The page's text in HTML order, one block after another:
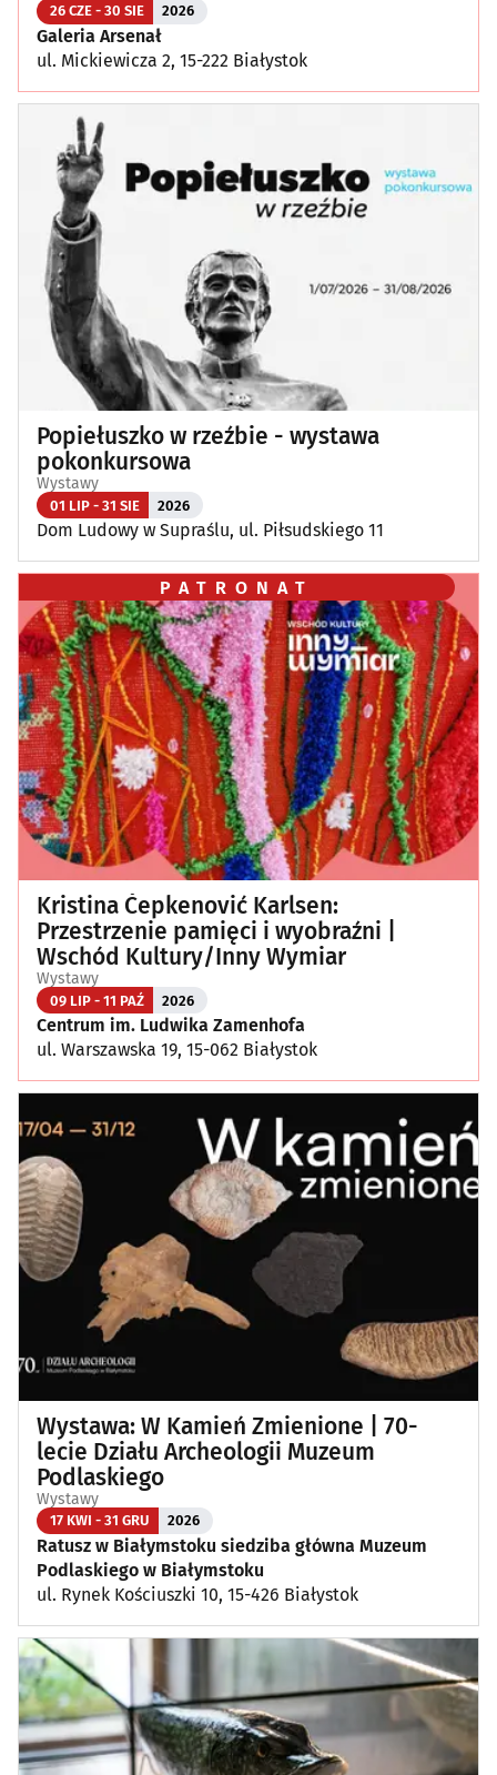
26 CZE - 30 SIE 2026
Galeria Arsenał
ul. Mickiewicza 2, 15-222 Białystok
Popiełuszko w rzeźbie - wystawa
pokonkursowa
Wystawy
01 LIP - 31 SIE 2026
Dom Ludowy w Supraślu, ul. Piłsudskiego 11
PATRONAT
Kristina Čepkenović Karlsen:
Przestrzenie pamięci i wyobraźni |
Wschód Kultury/Inny Wymiar
Wystawy
09 LIP - 11 PAŹ 2026
Centrum im. Ludwika Zamenhofa
ul. Warszawska 19, 15-062 Białystok
Wystawa: W Kamień Zmienione | 70-
lecie Działu Archeologii Muzeum
Podlaskiego
Wystawy
17 KWI - 31 GRU 2026
Ratusz w Białymstoku siedziba główna Muzeum
Podlaskiego w Białymstoku
ul. Rynek Kościuszki 10, 15-426 Białystok